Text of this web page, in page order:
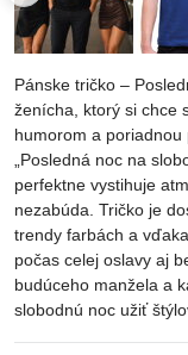
Pánske tričko –
ženícha, ktorý si chce
humorom a
„Posledná noc na
perfektne vystihuje
nezabúda. Tričko je
trendy farbách a
počas celej oslavy aj
budúceho manžela a
slobodnú noc užiť